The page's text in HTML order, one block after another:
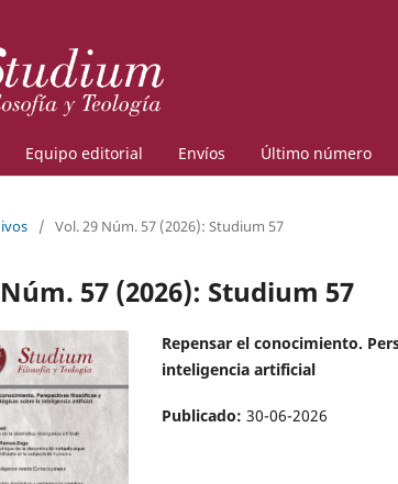
Equipo editorial Envíos Último número
/ Vol. 29 Núm. 57 (2026): Studium 57
57 (2026): Studium 57
Repensar el conocimiento.
inteligencia artificial
Publicado: 30-06-2026